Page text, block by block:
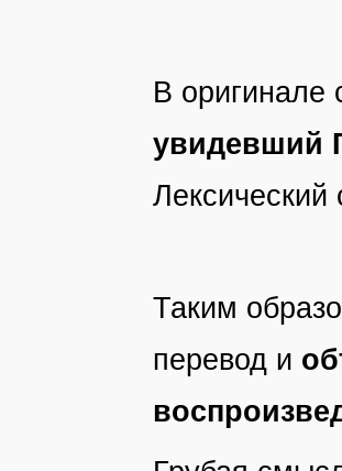
В оригинале
увидевший
Таким
перевод и